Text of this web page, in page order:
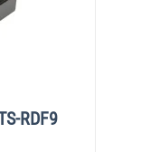
RDF9